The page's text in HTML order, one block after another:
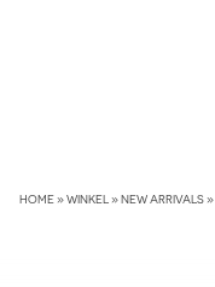
HOME»WINKEL »NEW ARRIVALS»